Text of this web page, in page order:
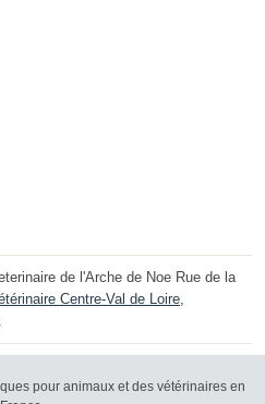
de l'Arche de Noe Rue de la
Centre-Val de Loire
pour animaux et des vétérinaires en